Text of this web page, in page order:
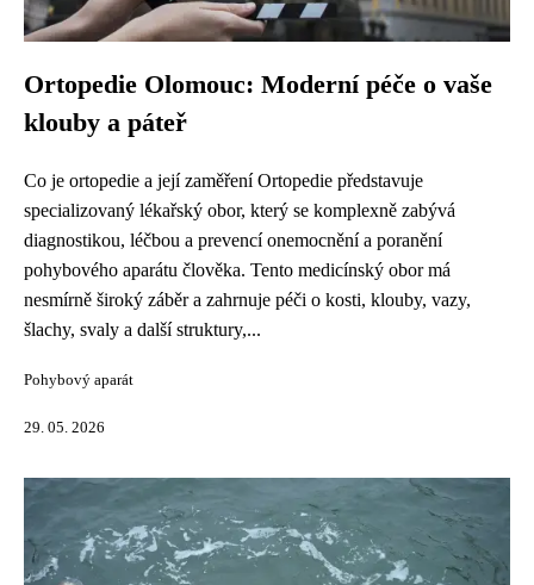
Ortopedie Olomouc: Moderní péče o vaše
klouby a páteř
Co je ortopedie a její zaměření Ortopedie představuje
specializovaný lékařský obor, který se komplexně zabývá
diagnostikou, léčbou a prevencí onemocnění a poranění
pohybového aparátu člověka. Tento medicínský obor má
nesmírně široký záběr a zahrnuje péči o kosti, klouby, vazy,
šlachy, svaly a další struktury,...
Pohybový aparát
29. 05. 2026